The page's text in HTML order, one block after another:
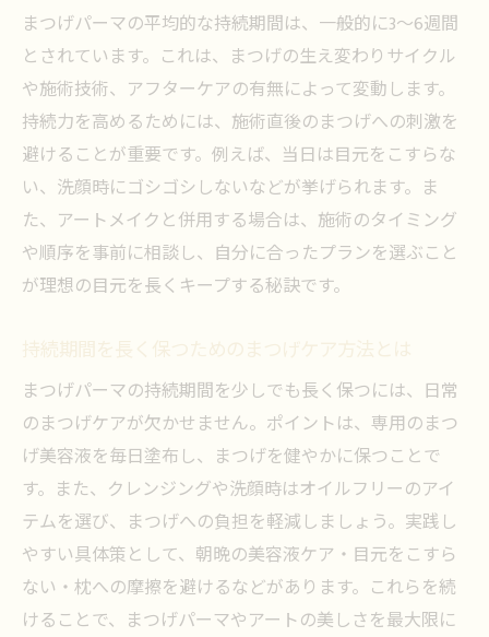
まつげパーマの平均的な持続期間は、一般的に3〜6週間
とされています。これは、まつげの生え変わりサイクル
や施術技術、アフターケアの有無によって変動します。
持続力を高めるためには、施術直後のまつげへの刺激を
避けることが重要です。例えば、当日は目元をこすらな
い、洗顔時にゴシゴシしないなどが挙げられます。ま
た、アートメイクと併用する場合は、施術のタイミング
や順序を事前に相談し、自分に合ったプランを選ぶこと
が理想の目元を長くキープする秘訣です。
持続期間を長く保つためのまつげケア方法とは
まつげパーマの持続期間を少しでも長く保つには、日常
のまつげケアが欠かせません。ポイントは、専用のまつ
げ美容液を毎日塗布し、まつげを健やかに保つことで
す。また、クレンジングや洗顔時はオイルフリーのアイ
テムを選び、まつげへの負担を軽減しましょう。実践し
やすい具体策として、朝晩の美容液ケア・目元をこすら
ない・枕への摩擦を避けるなどがあります。これらを続
けることで、まつげパーマやアートの美しさを最大限に